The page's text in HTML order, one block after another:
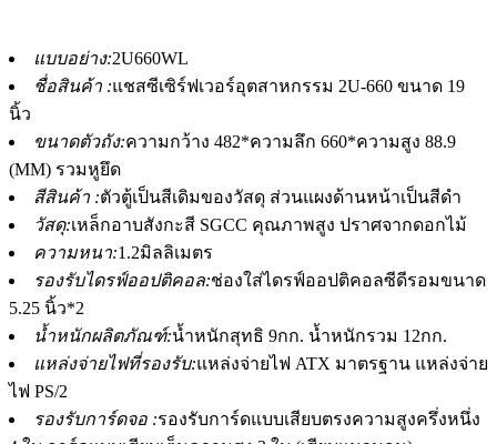
แบบอย่าง:2U660WL
ชื่อสินค้า :แชสซีเซิร์ฟเวอร์อุตสาหกรรม 2U-660 ขนาด 19
นิ้ว
ขนาดตัวถัง:ความกว้าง 482*ความลึก 660*ความสูง 88.9
(MM) รวมหูยึด
สีสินค้า :ตัวตู้เป็นสีเดิมของวัสดุ ส่วนแผงด้านหน้าเป็นสีดำ
วัสดุ:เหล็กอาบสังกะสี SGCC คุณภาพสูง ปราศจากดอกไม้
ความหนา:1.2มิลลิเมตร
รองรับไดรฟ์ออปติคอล:ช่องใส่ไดรฟ์ออปติคอลซีดีรอมขนาด
5.25 นิ้ว*2
น้ำหนักผลิตภัณฑ์:น้ำหนักสุทธิ 9กก. น้ำหนักรวม 12กก.
แหล่งจ่ายไฟที่รองรับ:แหล่งจ่ายไฟ ATX มาตรฐาน แหล่งจ่าย
ไฟ PS/2
รองรับการ์ดจอ :รองรับการ์ดแบบเสียบตรงความสูงครึ่งหนึ่ง